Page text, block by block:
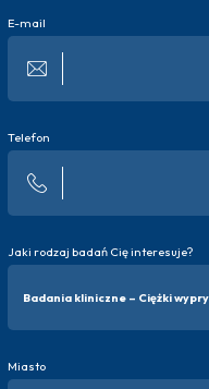
E-mail
Telefon
Jaki rodzaj badań Cię interesuje?
Miasto